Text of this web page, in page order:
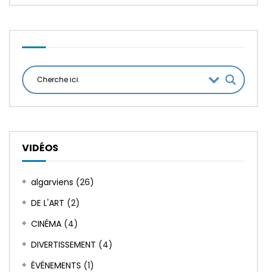
VIDÉOS
algarviens (26)
DE L'ART (2)
CINÉMA (4)
DIVERTISSEMENT (4)
ÉVÉNEMENTS (1)